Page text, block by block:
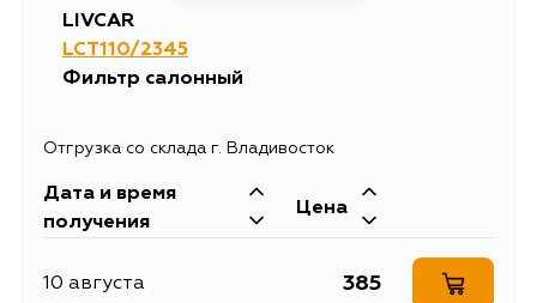
LIVCAR
LCT110/2345
Фильтр салонный
Отгрузка со склада г. Владивосток
Дата и время
получения
Цена
10 августа 385